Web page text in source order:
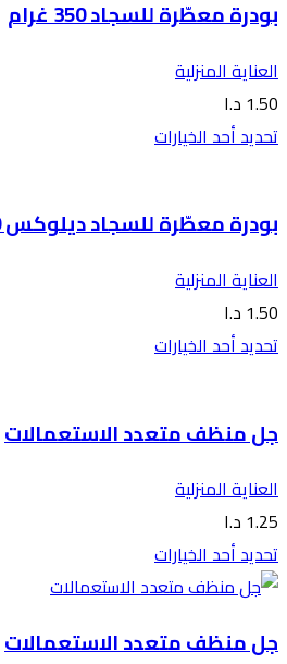
بودرة معطّرة للسجاد 350 غرام
العناية المنزلية
1.50 د.ا
تحديد أحد الخيارات
بودرة معطّرة للسجاد ديلوكس 350 غرام
العناية المنزلية
1.50 د.ا
تحديد أحد الخيارات
جل منظف متعدد الاستعمالات
العناية المنزلية
1.25 د.ا
تحديد أحد الخيارات
جل منظف متعدد الاستعمالات